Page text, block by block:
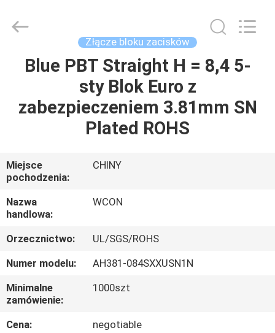
DOM
PRODUKTY
NAS
WYCIECZKA
PO
FABRYCE
KONTROLA
JAKOŚCI
Reserved.
Złącze bloku zacisków
Blue PBT Straight H = 8,4 5-
sty Blok Euro z
zabezpieczeniem 3.81mm SN
Plated ROHS
Miejsce
pochodzenia:
CHINY
Nazwa
handlowa:
WCON
Orzecznictwo:
UL/SGS/ROHS
Numer modelu:
AH381-084SXXUSN1N
Minimalne
zamówienie:
1000szt
Cena:
negotiable